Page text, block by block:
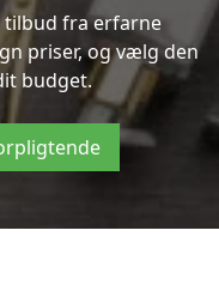
tilbud fra erfarne
priser, og vælg den
budget.